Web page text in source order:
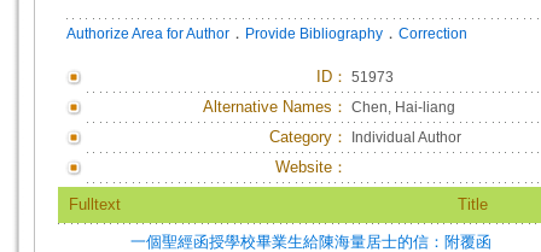
Authorize Area for Author ． Provide Bibliography ． Correction
ID ： 51973
Alternative Names： Chen, Hai-liang
Category： Individual Author
Website：
Fulltext Title
一個聖經函授學校畢業生給陳海量居士的信：附覆函